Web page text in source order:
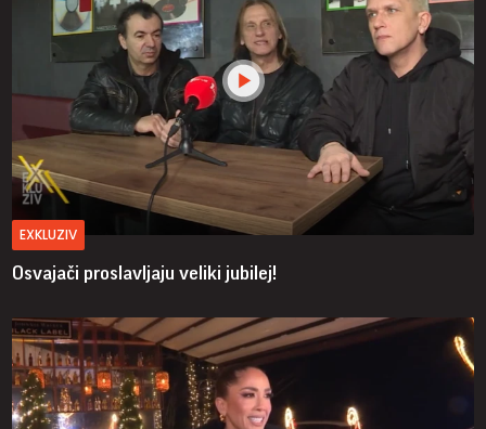
EXKLUZIV
Osvajači proslavljaju veliki jubilej!